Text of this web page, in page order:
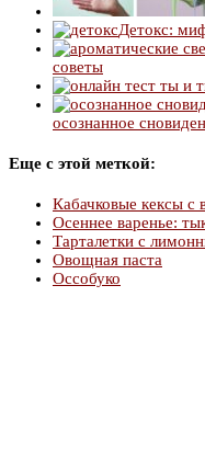
Детокс:
советы
осознанное
Еще с этой меткой:
Кабачковые кексы с
Осеннее варенье:
Тарталетки с
Овощная паста
Оссобуко